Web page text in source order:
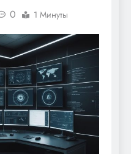
0 1 Минуты